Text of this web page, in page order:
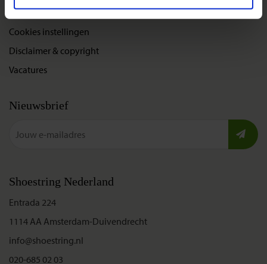
Privacybeleid
Cookies instellingen
Disclaimer & copyright
Vacatures
Nieuwsbrief
Shoestring Nederland
Entrada 224
1114 AA Amsterdam-Duivendrecht
info@shoestring.nl
020-685 02 03